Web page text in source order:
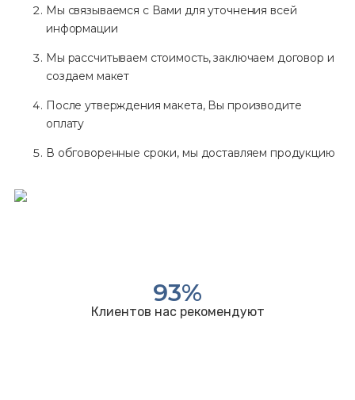
Мы связываемся с Вами для уточнения всей
информации
Мы рассчитываем стоимость, заключаем договор и
создаем макет
После утверждения макета, Вы производите
оплату
В обговоренные сроки, мы доставляем продукцию
93%
Клиентов нас рекомендуют